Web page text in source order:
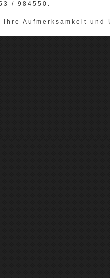
/ 984550.
Ihre Aufmerksamkeit und